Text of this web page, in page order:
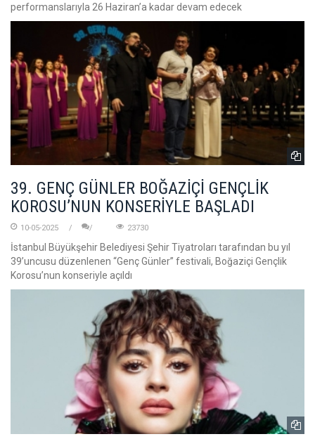
performanslarıyla 26 Haziran’a kadar devam edecek
39. GENÇ GÜNLER BOĞAZİÇİ GENÇLİK
KOROSU’NUN KONSERİYLE BAŞLADI
10-05-2025 23730
İstanbul Büyükşehir Belediyesi Şehir Tiyatroları tarafından bu yıl
39’uncusu düzenlenen “Genç Günler” festivali, Boğaziçi Gençlik
Korosu’nun konseriyle açıldı